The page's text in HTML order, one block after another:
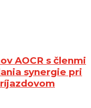
AOCR s členmi
synergie pri